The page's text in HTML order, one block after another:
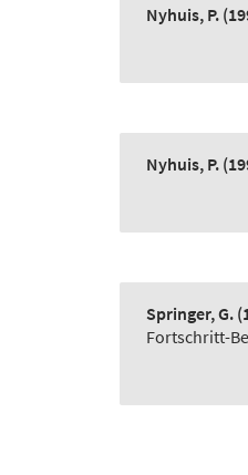
Nyhuis, P.
Nyhuis, P.
Springer, G.
Fortschritt-